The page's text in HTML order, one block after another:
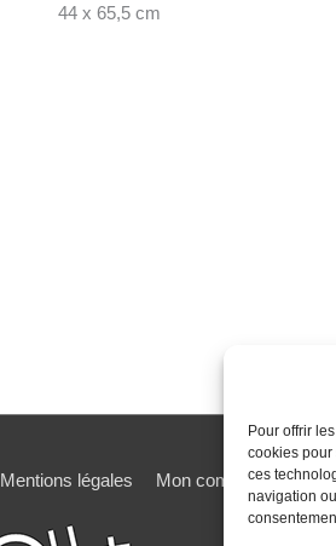
Pour offrir
cookies pour
ces
navigation
44 x 65,5 cm
Mentions légales Mon compte Mot de